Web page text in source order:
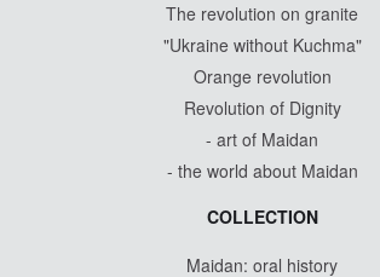
The revolution on granite
"Ukraine without Kuchma"
Orange revolution
Revolution of Dignity
- art of Maidan
- the world about Maidan
COLLECTION
Maidan: oral history